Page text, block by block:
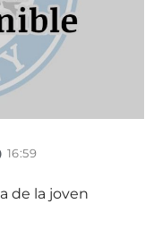
16:59
de la joven